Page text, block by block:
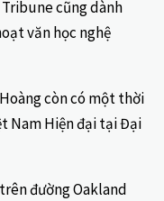
cũng dành
văn học nghệ
còn có một thời
Nam Hiện đại tại Đại
đường Oakland